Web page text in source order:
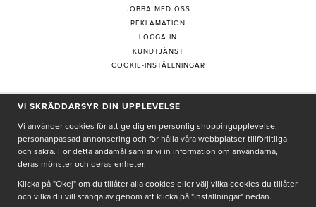
JOBBA MED OSS
REKLAMATION
LOGGA IN
KUNDTJÄNST
COOKIE-INSTÄLLNINGAR
PRENUMERERA PÅ NYHETSBREV
Genom att ge min e-post, accepterar jag Seth och Sallyintegritetspolicy
De uppgifter du matar in kommer endast användas till våra nyhetsbrev.
VI SKRÄDDARSYR DIN UPPLEVELSE
Vi använder cookies för att ge dig en personlig shoppingupplevelse,
personanpassad annonsering och för hålla våra webbplatser tillförlitliga
och säkra. För detta ändamål samlar vi in information om användarna,
deras mönster och deras enheter.
Klicka på "Okej" om du tillåter alla cookies eller välj vilka cookies du tillåter
och vilka du vill stänga av genom att klicka på "Inställningar" nedan.